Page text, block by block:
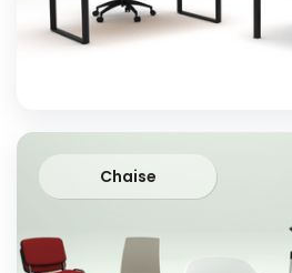
Chaise